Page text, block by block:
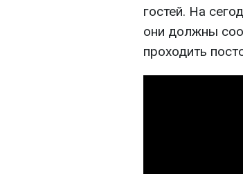
гостей. На
они должны
проходить